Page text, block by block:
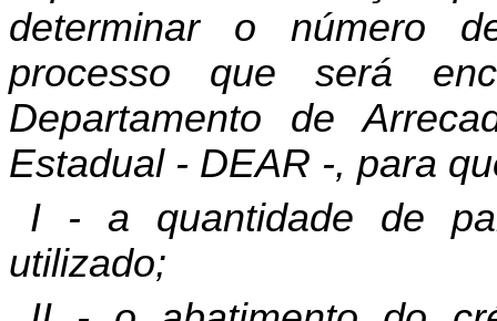
determinar o número
processo que será
Departamento de
Estadual - DEAR -, para
I - a quantidade de
utilizado;